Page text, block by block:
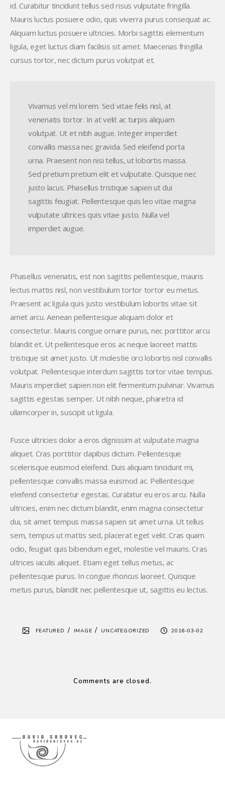
id. Curabitur tincidunt tellus sed risus vulputate fringilla.
Mauris luctus posuere odio, quis viverra purus consequat ac.
Aliquam luctus posuere ultricies. Morbi sagittis elementum
ligula, eget luctus diam facilisis sit amet. Maecenas fringilla
cursus tortor, nec dictum purus volutpat et.
Vivamus vel mi lorem. Sed vitae felis nisl, at
venenatis tortor. In at velit ac turpis aliquam
volutpat. Ut et nibh augue. Integer imperdiet
convallis massa nec gravida. Sed eleifend porta
urna. Praesent non nisi tellus, ut lobortis massa.
Sed pretium pretium elit et vulputate. Quisque nec
justo lacus. Phasellus tristique sapien ut dui
sagittis feugiat. Pellentesque quis leo vitae magna
vulputate ultrices quis vitae justo. Nulla vel
imperdiet augue.
Phasellus venenatis, est non sagittis pellentesque, mauris
lectus mattis nisl, non vestibulum tortor tortor eu metus.
Praesent ac ligula quis justo vestibulum lobortis vitae sit
amet arcu. Aenean pellentesque aliquam dolor et
consectetur. Mauris congue ornare purus, nec porttitor arcu
blandit et. Ut pellentesque eros ac neque laoreet mattis
tristique sit amet justo. Ut molestie orci lobortis nisl convallis
volutpat. Pellentesque interdum sagittis tortor vitae tempus.
Mauris imperdiet sapien non elit fermentum pulvinar. Vivamus
sagittis egestas semper. Ut nibh neque, pharetra id
ullamcorper in, suscipit ut ligula.
Fusce ultricies dolor a eros dignissim at vulputate magna
aliquet. Cras porttitor dapibus dictum. Pellentesque
scelerisque euismod eleifend. Duis aliquam tincidunt mi,
pellentesque convallis massa euismod ac. Pellentesque
eleifend consectetur egestas. Curabitur eu eros arcu. Nulla
ultricies, enim nec dictum blandit, enim magna consectetur
dui, sit amet tempus massa sapien sit amet urna. Ut tellus
sem, tempus ut mattis sed, placerat eget velit. Cras quam
odio, feugiat quis bibendum eget, molestie vel mauris. Cras
ultrices iaculis aliquet. Etiam eget tellus metus, ac
pellentesque purus. In congue rhoncus laoreet. Quisque
metus purus, blandit nec pellentesque ut, sagittis eu lectus.
FEATURED / IMAGE / UNCATEGORIZED 2016-03-02
Comments are closed.